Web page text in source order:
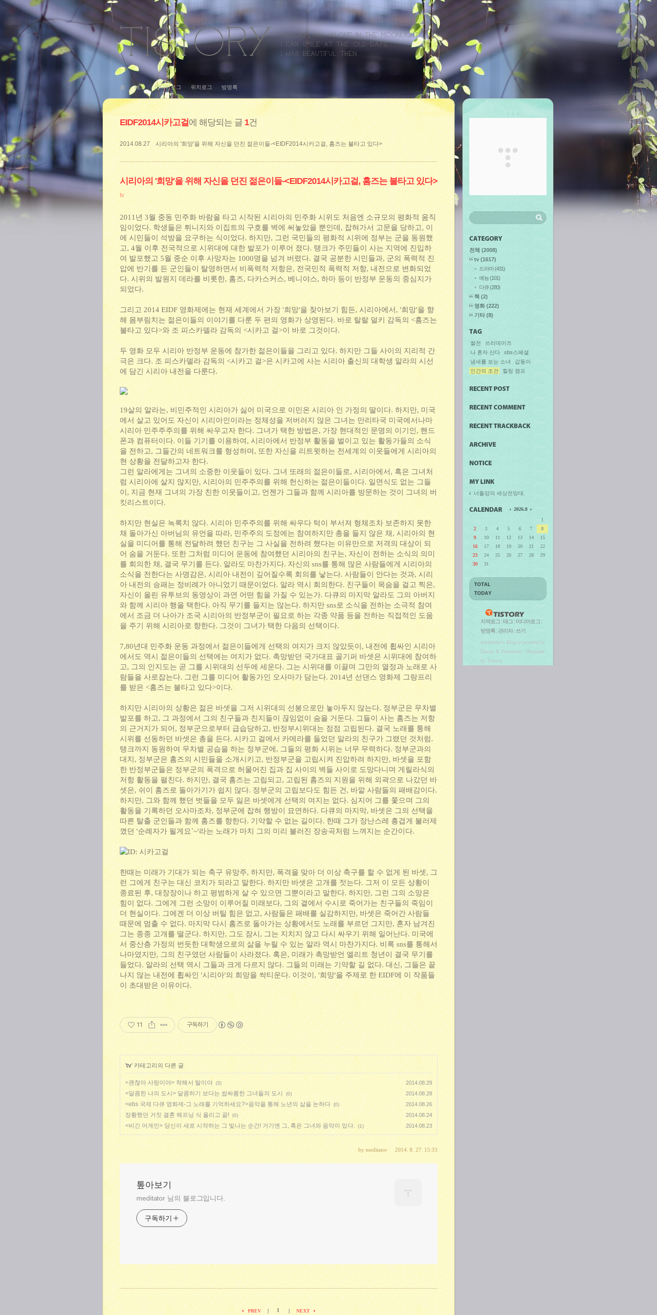
홈 태그 미디어로그 위치로그 방명록
EIDF2014시카고걸에 해당되는 글1건
2014.08.27 시리아의 '희망'을 위해 자신을 던진 젊은이들-<EIDF2014시카고걸, 홈즈는 불타고 있다>
시리아의 '희망'을 위해 자신을 던진 젊은이들-<EIDF2014시카고걸, 홈즈는 불타고 있다>
tv
2011년 3월 중동 민주화 바람을 타고 시작된 시리아의 민주화 시위도 처음엔 소규모의 평화적 움직
임이었다. 학생들은 튀니지와 이집트의 구호를 벽에 써놓았을 뿐인데, 잡혀가서 고문을 당하고, 이
에 시민들이 석방을 요구하는 식이었다. 하지만, 그런 국민들의 평화적 시위에 정부는 군을 동원했
고, 4월 이후 전국적으로 시위대에 대한 발포가 이루어 졌다. 탱크가 주민들이 사는 지역에 진입하
여 발포했고 5월 중순 이후 사망자는 1000명을 넘겨 버렸다. 결국 공분한 시민들과, 군의 폭력적 진
압에 반기를 든 군인들이 탈영하면서 비폭력적 저항은, 전국민적 폭력적 저항, 내전으로 변화되었
다. 시위의 발원지 데라를 비롯한, 홈즈, 다카스커스, 베니야스, 하마 등이 반정부 운동의 중심지가
되었다.
그리고 2014 EIDF 영화제에는 현재 세계에서 가장 '희망'을 찾아보기 힘든, 시리아에서, '희망'을 향
해 몸부림치는 젊은이들의 이야기를 다룬 두 편의 영화가 상영된다. 바로 탈랄 덜키 감독의 <홈즈는
불타고 있다>와 조 피스카델라 감독의 <시카고 걸>이 바로 그것이다.
두 영화 모두 시리아 반정부 운동에 참가한 젊은이들을 그리고 있다. 하지만 그들 사이의 지리적 간
극은 크다. 조 피스카델라 감독의 <시카고 걸>은 시카고에 사는 시리아 출신의 대학생 알라의 시선
에 담긴 시리아 내전을 다룬다.
19살의 알라는, 비민주적인 시리아가 싫어 미국으로 이민온 시리아 인 가정의 딸이다. 하지만, 미국
에서 살고 있어도 자신이 시리아인이라는 정체성을 저버러지 않은 그녀는 만리타국 미국에서나마
시리아 민주주주의를 위해 싸우고자 한다. 그녀가 택한 방법은, 가장 현대적인 문명의 이기인, 핸드
폰과 컴퓨터이다. 이들 기기를 이용하여, 시리아에서 반정부 활동을 벌이고 있는 활동가들의 소식
을 전하고, 그들간의 네트워크를 형성하며, 또한 자신을 리트윗하는 전세계의 이웃들에게 시리아의
현 상황을 전달하고자 한다.
그런 알라에게는 그녀의 소중한 이웃들이 있다. 그녀 또래의 젊은이들로, 시리아에서, 혹은 그녀처
럼 시리아에 살지 않지만, 시리아의 민주주의를 위해 헌신하는 젊은이들이다. 일면식도 없는 그들
이, 지금 현재 그녀의 가장 친한 이웃들이고, 언젠가 그들과 함께 시리아를 방문하는 것이 그녀의 버
킷리스트이다.
하지만 현실은 녹록치 않다. 시리아 민주주의를 위해 싸우다 턱이 부서져 형체조차 보존하지 못한
채 돌아가신 아버님의 유언을 따라, 민주주의 도정에는 참여하지만 총을 들지 않은 채, 시리아의 현
실을 미디어를 통해 전달하려 했던 친구는 그 사실을 전하려 했다는 이유만으로 저격의 대상이 되
어 숨을 거둔다. 또한 그처럼 미디어 운동에 참여했던 시리아의 친구는, 자신이 전하는 소식의 의미
를 회의한 채, 결국 무기를 든다. 알라도 마찬가지다. 자신의 sns를 통해 많은 사람들에게 시리아의
소식을 전한다는 사명감은, 시리아 내전이 깊어질수록 회의를 낳는다. 사람들이 안다는 것과, 시리
아 내전의 승패는 정비례가 아니었기 때문이었다. 알라 역시 회의한다. 친구들이 목숨을 걸고 찍은,
자신이 올린 유투브의 동영상이 과연 어떤 힘을 가질 수 있는가. 다큐의 마지막 알라도 그의 아버지
와 함께 시리아 행을 택한다. 아직 무기를 들지는 않는다. 하지만 sns로 소식을 전하는 소극적 참여
에서 조금 더 나아가 조국 시리아의 반정부군이 필요로 하는 각종 약품 등을 전하는 직접적인 도움
을 주기 위해 시리아로 향한다. 그것이 그녀가 택한 다음의 선택이다.
7,80년대 민주화 운동 과정에서 젊은이들에게 선택의 여지가 크지 않았듯이, 내전에 휩싸인 시리아
에서도 역시 젊은이들의 선택에는 여지가 없다. 촉망받던 국가대표 골기퍼 바셋은 시위대에 참여하
고, 그의 인지도는 곧 그를 시위대의 선두에 세운다. 그는 시위대를 이끌며 그만의 열정과 노래로 사
람들을 사로잡는다. 그런 그를 미디어 활동가인 오사마가 담는다. 2014년 선댄스 영화제 그랑프리
를 받은 <홈즈는 불타고 있다>이다.
하지만 시리아의 상황은 젊은 바셋을 그저 시위대의 선봉으로만 놓아두지 않는다. 정부군은 무차별
발포를 하고, 그 과정에서 그의 친구들과 친지들이 끊임없이 숨을 거둔다. 그들이 사는 홈즈는 저항
의 근거지가 되어, 정부군으로부터 급습당하고, 반정부시위대는 점점 고립된다. 결국 노래를 통해
시위를 선동하던 바셋은 총을 든다. 시카고 걸에서 카메라를 들었던 알라의 친구가 그랬던 것처럼.
탱크까지 동원하여 무차별 공습을 하는 정부군에, 그들의 평화 시위는 너무 무력하다. 정부군과의
대치, 정부군은 홈즈의 시민들을 소개시키고, 반정부군을 고립시켜 진압하려 하지만, 바셋을 포함
한 반정부군들은 정부군의 폭격으로 허물어진 집과 집 사이의 벽들 사이로 도망다니며 게릴라식의
저항 활동을 펼친다. 하지만, 결국 홈즈는 고립되고, 고립된 홈즈의 지원을 위해 외곽으로 나갔던 바
셋은, 쉬이 홈즈로 돌아가기가 쉽지 않다. 정부군의 고립보다도 힘든 건, 바깥 사람들의 패배감이다.
하지만, 그와 함께 했던 벗들을 모두 잃은 바셋에게 선택의 여지는 없다. 심지어 그를 쫓으며 그의
활동을 기록하던 오사마조차, 정부군에 잡혀 행방이 묘연하다. 다큐의 마지막, 바셋은 그의 선택을
따른 탈출 군인들과 함께 홈즈를 향한다. 기약할 수 없는 길이다. 한때 그가 장난스레 흥겹게 불러제
꼈던 '순례자가 될게요`~'라는 노래가 마치 그의 미리 불러진 장송곡처럼 느껴지는 순간이다.
한때는 미래가 기대가 되는 축구 유망주, 하지만, 폭격을 맞아 더 이상 축구를 할 수 없게 된 바셋, 그
런 그에게 친구는 대신 코치가 되라고 말한다. 하지만 바셋은 고개를 젓는다. 그저 이 모든 상황이
종료된 후, 대장장이나 하고 평범하게 살 수 있으면 그뿐이라고 말한다. 하지만, 그런 그의 소망은
힘이 없다. 그에게 그런 소망이 이루어질 미래보다, 그의 곁에서 수시로 죽어가는 친구들의 죽임이
더 현실이다. 그에겐 더 이상 버틸 힘은 없고, 사람들은 패배를 실감하지만, 바셋은 죽어간 사람들
때문에 멈출 수 없다. 마지막 다시 홈즈로 돌아가는 상황에서도 노래를 부르던 그지만, 혼자 남겨진
그는 종종 고개를 떨군다. 하지만, 그도 잠시, 그는 지치지 않고 다시 싸우기 위해 일어난다. 미국에
서 중산층 가정의 번듯한 대학생으로의 삶을 누릴 수 있는 알라 역시 마찬가지다. 비록 sns를 통해서
나마였지만, 그의 친구였던 사람들이 사라졌다. 혹은, 미래가 촉망받언 엘리트 청년이 결국 무기를
들었다. 알라의 선택 역시 그들과 크게 다르지 않다. 그들의 미래는 기약할 길 없다. 대신, 그들은 끝
나지 않는 내전에 휩싸인 '시리아'의 희망을 싹티운다. 이것이, '희망'을 주제로 한 EIDF에 이 작품들
이 초대받은 이유이다.
11 구독하기
'tv' 카테고리의 다른 글
<괜찮아 사랑이야> 착해서 탈이야 (3) 2014.08.29
<달콤한 나의 도시> 달콤하기 보다는 쌉싸름한 그녀들의 도시 (0) 2014.08.28
<ebs 국제 다큐 영화제-그 노래를 기억하세요?>음악을 통해 노년의 삶을 논하다 (0) 2014.08.26
장황했던 거짓 결혼 해프닝 식 올리고 끝! (0) 2014.08.24
<비긴 어게인> 당신이 새로 시작하는 그 빛나는 순간! 거기엔 그, 혹은 그녀와 음악이 있다. (1) 2014.08.23
bymeditator 2014. 8. 27. 15:33
톺아보기
meditator 님의 블로그입니다.
구독하기
PREV | 1 | NEXT
전체 (2008)
tv (1617)
드라마(431)
예능(101)
다큐(280)
책 (2)
영화(222)
기타 (8)
썰전
쓰리데이즈
나 혼자 산다
sbs스페셜
냄새를 보는 소녀
갑동이
인간의 조건
힐링 캠프
너돌양의 세상전망대.
2026.8
1
2
3 4 5 6 7
8
9
10 11 12 13 14
15
16
17 18 19 20 21
22
23
24 25 26 27 28
29
30
31
지역로그 :태그 : 미디어로그 :
방명록 :관리자: 쓰기
meditator's Blog is powered by
Daum & Tattertools / Designed
by Tistory